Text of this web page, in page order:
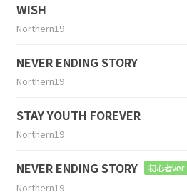
WISH
Northern19
NEVER ENDING STORY
Northern19
STAY YOUTH FOREVER
Northern19
NEVER ENDING STORY 初心者ver
Northern19